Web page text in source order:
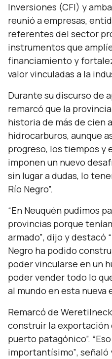
Inversiones (CFI) y
reunió a empresas,
referentes del sector
instrumentos que
financiamiento y
valor vinculadas a la
Durante su discurso de
remarcó que la
historia de más de cien
hidrocarburos, aunque
progreso, los tiempos y
imponen un nuevo
sin lugar a dudas, lo
Río Negro”.
“En Neuquén pudimos
provincias porque
armado”, dijo y destacó
Negro ha podido
poder vincularse en un
poder vender todo lo
al mundo en esta nueva
Remarcó de Weretilneck
construir la exportación
puerto patagónico”.
importantísimo”, señaló